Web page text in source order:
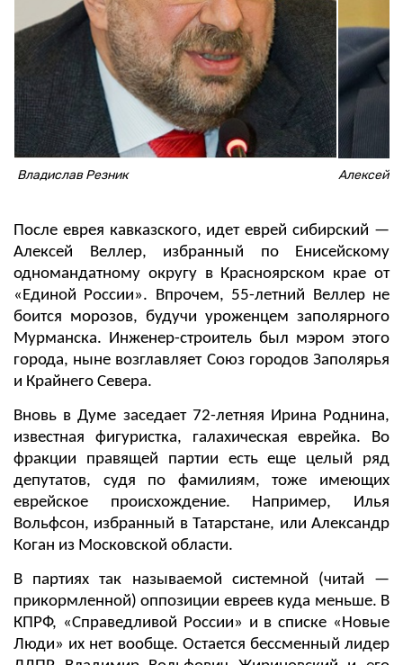
Владислав Резник Алексей
После еврея кавказского, идет еврей сибирский —
Алексей Веллер, избранный по Енисейскому
одномандатному округу в Красноярском крае от
«Единой России». Впрочем, 55-летний Веллер не
боится морозов, будучи уроженцем заполярного
Мурманска. Инженер-строитель был мэром этого
города, ныне возглавляет Союз городов Заполярья
и Крайнего Севера.
Вновь в Думе заседает 72-летняя Ирина Роднина,
известная фигуристка, галахическая еврейка. Во
фракции правящей партии есть еще целый ряд
депутатов, судя по фамилиям, тоже имеющих
еврейское происхождение. Например, Илья
Вольфсон, избранный в Татарстане, или Александр
Коган из Московской области.
В партиях так называемой системной (читай —
прикормленной) оппозиции евреев куда меньше. В
КПРФ, «Справедливой России» и в списке «Новые
Люди» их нет вообще. Остается бессменный лидер